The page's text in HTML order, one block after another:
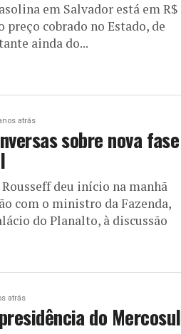
em Salvador está em R$
preço cobrado no Estado, de
ainda do...
atrás
sobre nova fase
deu início na manhã
com o ministro da Fazenda,
do Planalto, à discussão
atrás
do Mercosul